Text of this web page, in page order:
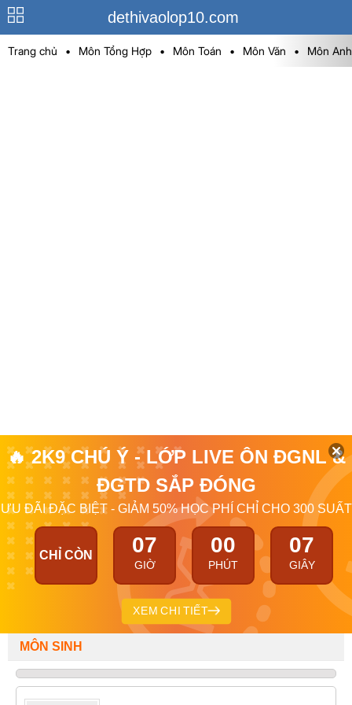
dethivaolop10.com
Trang chủ • Môn Tổng Hợp • Môn Toán • Môn Văn • Môn Anh
🔥 2K9 CHÚ Ý - LỚP LIVE ÔN ĐGNL &
ĐGTD SẮP ĐÓNG
ƯU ĐÃI ĐẶC BIỆT - GIẢM 50% HỌC PHÍ CHỈ CHO 300 SUẤT
CHỈ CÒN 07
GIỜ
00
PHÚT
07
GIÂY
XEM CHI TIẾT
MÔN SINH